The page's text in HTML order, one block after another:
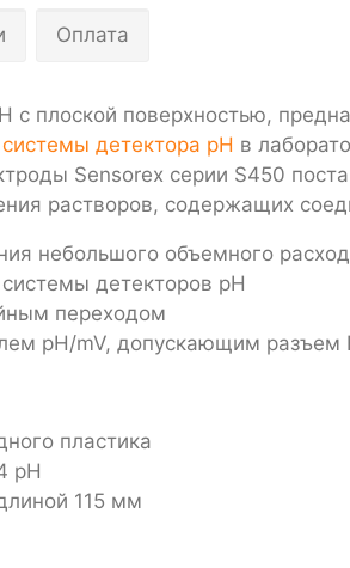
Оплата
с плоской поверхностью,
системы детектора pH в
Sensorex серии S450
растворов, содержащих
небольшого объемного
детекторов pH
переходом
pH/mV, допускающим разъем
пластика
pH
115 мм